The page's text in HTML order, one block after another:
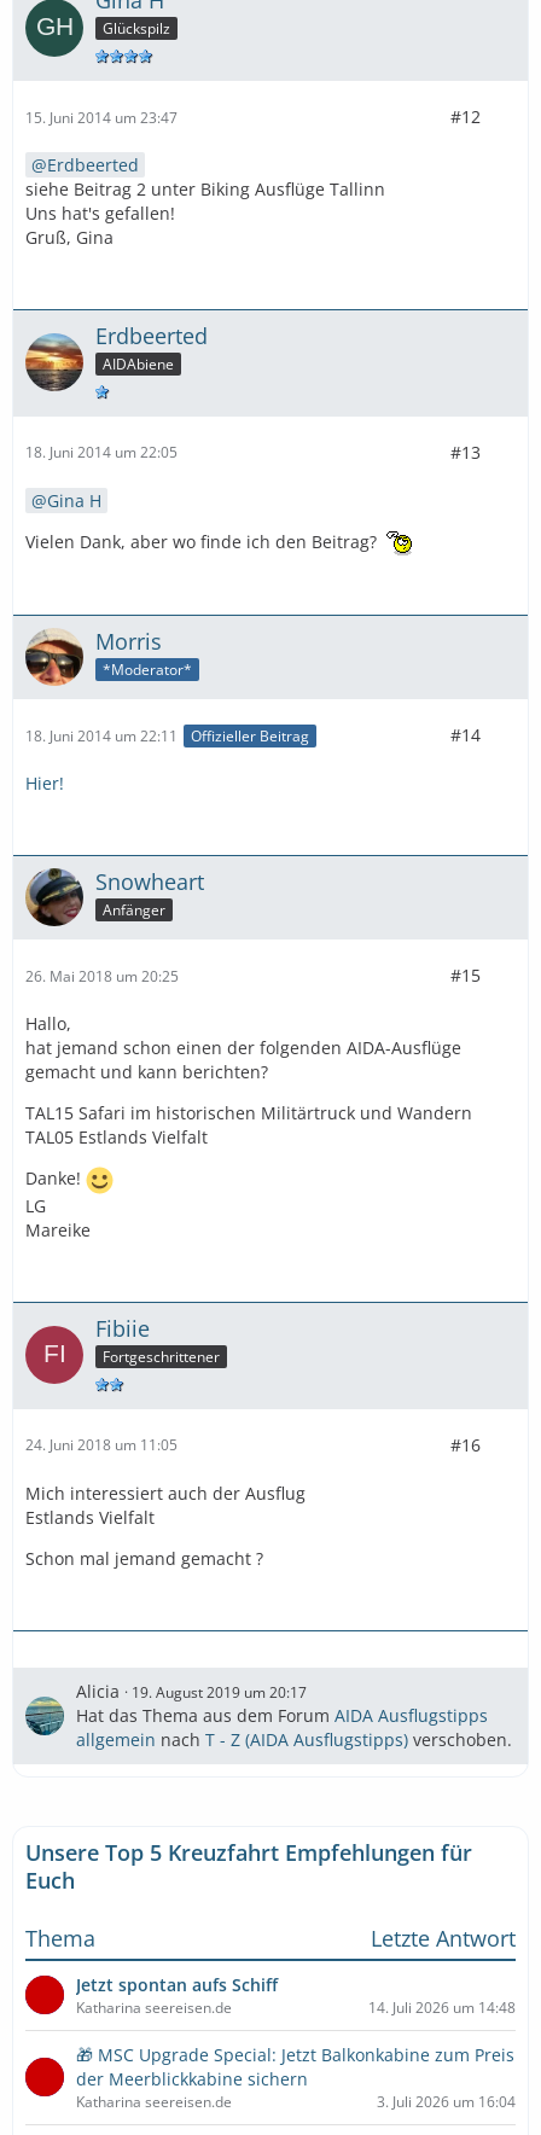
Glückspilz
15. Juni 2014 um 23:47 #12
Erdbeerted
siehe Beitrag 2 unter Biking Ausflüge Tallinn
Uns hat's gefallen!
Gruß, Gina
Erdbeerted
AIDAbiene
18. Juni 2014 um 22:05 #13
Gina H
Vielen Dank, aber wo finde ich den Beitrag?
Morris
*Moderator*
18. Juni 2014 um 22:11 Offizieller Beitrag #14
Hier!
Snowheart
Anfänger
26. Mai 2018 um 20:25 #15
Hallo,
hat jemand schon einen der folgenden AIDA-Ausflüge
gemacht und kann berichten?
TAL15 Safari im historischen Militärtruck und Wandern
TAL05 Estlands Vielfalt
Danke!
LG
Mareike
Fibiie
Fortgeschrittener
24. Juni 2018 um 11:05 #16
Mich interessiert auch der Ausflug
Estlands Vielfalt
Schon mal jemand gemacht ?
Alicia 19. August 2019 um 20:17
Hat das Thema aus dem Forum AIDA Ausflugstipps
allgemein nach T - Z (AIDA Ausflugstipps) verschoben.
Unsere Top 5 Kreuzfahrt Empfehlungen für
Euch
Thema
Letzte Antwort
Jetzt spontan aufs Schiff
Katharina seereisen.de 14. Juli 2026 um 14:48
🎁 MSC Upgrade Special: Jetzt Balkonkabine zum Preis
der Meerblickkabine sichern
Katharina seereisen.de 3. Juli 2026 um 16:04